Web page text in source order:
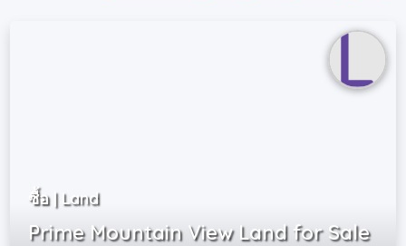
ซื้อ | Land
Prime Mountain View Land for Sale